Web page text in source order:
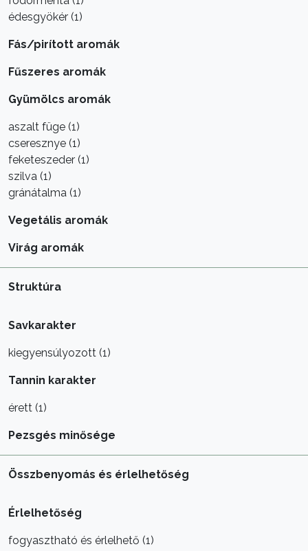
édesgyökér (1)
Fás/pirított aromák
Fűszeres aromák
Gyümölcs aromák
aszalt füge (1)
cseresznye (1)
feketeszeder (1)
szilva (1)
gránátalma (1)
Vegetális aromák
Virág aromák
Struktúra
Savkarakter
kiegyensúlyozott (1)
Tannin karakter
érett (1)
Pezsgés minősége
Összbenyomás és érlelhetőség
Érlelhetőség
fogyasztható és érlelhető (1)